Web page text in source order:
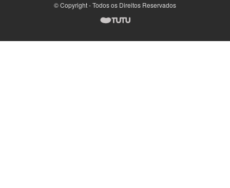
© Copyright - Todos os Direitos Reservados